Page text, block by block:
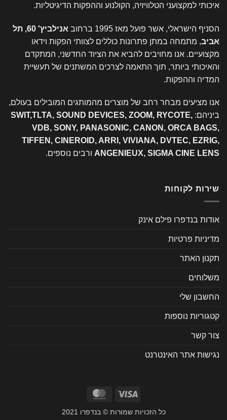
איכותי למקצועני הטלוויזיה, הקולנוע וההפקות הדיגיטליות.
הסניף הישראלי, אשר פועל מאז 1995 ברחוב
אנילביץ' 60, תל
אביב, מתמחה במתן פתרונות כוללים לצוותי הפקות וידאו
מקצועיים. אנו מחויבים להביא את הציוד החדשני, המתקדם
והאיכותי ביותר, תוך התאמה לצרכים המשתנים של תעשיית
המדיה וההפקות.
אנו מציעים מבחר רחב של מוצרים מהמותגים המובילים בעולם,
ביניהם: SWIT,TLTA, SOUND DEVICES, ZOOM, RYCOTE,
VDB, SONY, PANASONIC, CANON, ORCA BAGS,
TIFFEN, CINEROID, ARRI, VIVIANA, DVTEC, EZRIG,
ANGENIEUX, SIGMA CINE LENS ורבים נוספים.
שירות לקוחות
אודות בנדפרו פילם אינק
מדיניות פרטיות
תקנון האתר
משלוחים
החשבון שלי
קטגוריות נוספות
צור קשר
נגישות אתר האינטרנט
Visa
כל הזכויות שמורות © בנדפרו 2021